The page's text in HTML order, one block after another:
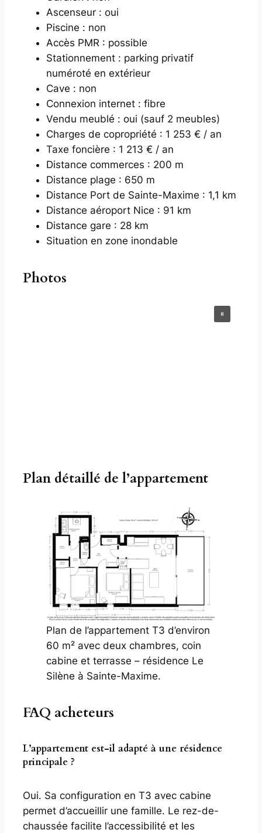
Ascenseur : oui
Piscine : non
Accès PMR : possible
Stationnement : parking privatif
numéroté en extérieur
Cave : non
Connexion internet : fibre
Vendu meublé : oui (sauf 2 meubles)
Charges de copropriété : 1 253 € / an
Taxe foncière : 1 213 € / an
Distance commerces : 200 m
Distance plage : 650 m
Distance Port de Sainte-Maxime : 1,1 km
Distance aéroport Nice : 91 km
Distance gare : 28 km
Situation en zone inondable
Photos
Plan détaillé de l’appartement
Plan de l’appartement T3 d’environ
60 m² avec deux chambres, coin
cabine et terrasse – résidence Le
Silène à Sainte-Maxime.
FAQ acheteurs
L’appartement est-il adapté à une résidence
principale ?
Oui. Sa configuration en T3 avec cabine
permet d’accueillir une famille. Le rez-de-
chaussée facilite l’accessibilité et les